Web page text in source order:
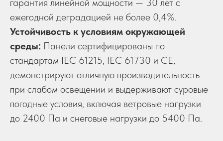
гарантия линейной мощности — 30 лет с
ежегодной деградацией не более 0,4%.
Устойчивость к условиям окружающей
среды: Панели сертифицированы по
стандартам IEC 61215, IEC 61730 и CE,
демонстрируют отличную производительность
при слабом освещении и выдерживают суровые
погодные условия, включая ветровые нагрузки
до 2400 Па и снеговые нагрузки до 5400 Па.